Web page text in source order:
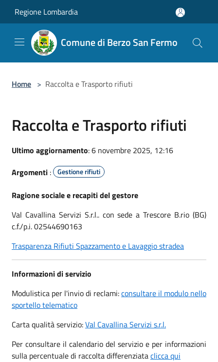
Regione Lombardia
Comune di Berzo San Fermo
Home > Raccolta e Trasporto rifiuti
Raccolta e Trasporto rifiuti
Ultimo aggiornamento: 6 novembre 2025, 12:16
Argomenti : Gestione rifiuti
Ragione sociale e recapiti del gestore
Val Cavallina Servizi S.r.l.. con sede a Trescore B.rio (BG)
c.f./p.i. 02544690163
Trasparenza Rifiuti Spazzamento e Lavaggio stradea
Informazioni di servizio
Modulistica per l'invio di reclami:consultare il modulo nello
sportello telematico
Carta qualità servizio:Val Cavallina Servizi s.r.l.
Per consultare il calendario del servizio e per informazioni
sulla percentuale di raccolta differenziataclicca qui